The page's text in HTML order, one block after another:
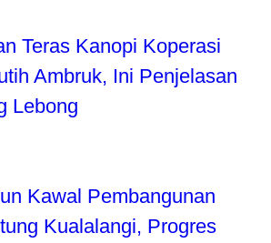
Teras Kanopi Koperasi
Ambruk, Ini Penjelasan
Lebong
Kawal Pembangunan
Kualalangi, Progres